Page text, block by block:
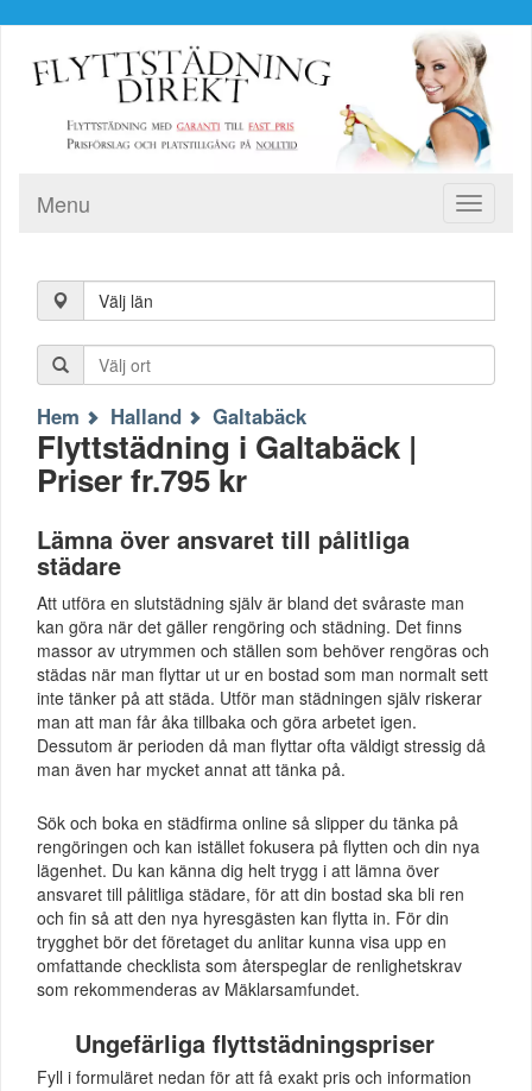
Toggle
Menu
Välj län
Hem Halland Galtabäck
Flyttstädning i Galtabäck |
Priser fr.795 kr
Lämna över ansvaret till pålitliga
städare
Att utföra en slutstädning själv är bland det svåraste man
kan göra när det gäller rengöring och städning. Det finns
massor av utrymmen och ställen som behöver rengöras och
städas när man flyttar ut ur en bostad som man normalt sett
inte tänker på att städa. Utför man städningen själv riskerar
man att man får åka tillbaka och göra arbetet igen.
Dessutom är perioden då man flyttar ofta väldigt stressig då
man även har mycket annat att tänka på.
Sök och boka en städfirma online så slipper du tänka på
rengöringen och kan istället fokusera på flytten och din nya
lägenhet. Du kan känna dig helt trygg i att lämna över
ansvaret till pålitliga städare, för att din bostad ska bli ren
och fin så att den nya hyresgästen kan flytta in. För din
trygghet bör det företaget du anlitar kunna visa upp en
omfattande checklista som återspeglar de renlighetskrav
som rekommenderas av Mäklarsamfundet.
Ungefärliga flyttstädningspriser
Fyll i formuläret nedan för att få exakt pris och information